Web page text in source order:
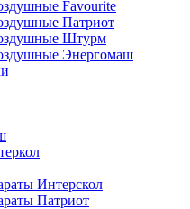
Favourite
Патриот
Штурм
Энергомаш
Интерскол
Патриот